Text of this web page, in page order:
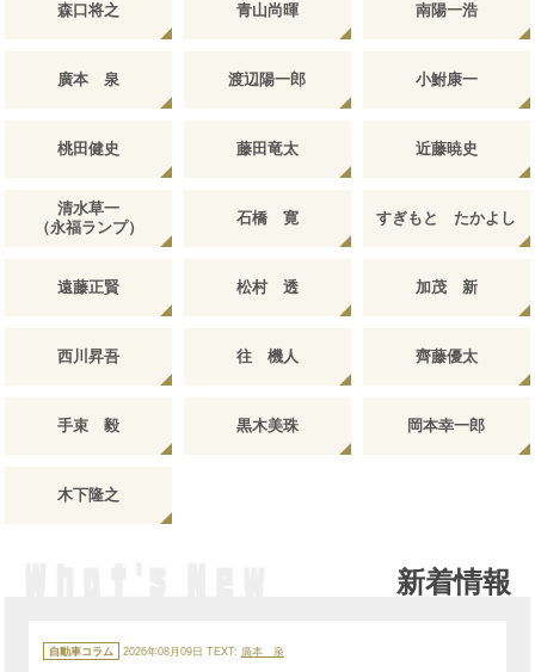
森口将之 青山尚暉 南陽一浩
廣本 泉 渡辺陽一郎 小鮒康一
桃田健史 藤田竜太 近藤暁史
清水草一
（永福ランプ）
石橋 寛 すぎもと たかよし
遠藤正賢 松村 透 加茂 新
西川昇吾 往 機人 齊藤優太
手束 毅 黒木美珠 岡本幸一郎
木下隆之
新着情報
テ
ゴ
自動車コラム 2026年08月09日 TEXT: 廣本 泉